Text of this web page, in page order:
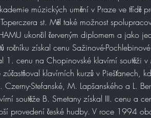
múzických umění v Praze ve třídě
st. Měl také možnost
ukončil červeným diplomem a jako
ročníku získal cenu Sažinové-
cenu na Chopinovské klavírní soutěži v
zúčastňoval klavírních kurzů v Piešťanech,
Stefanské, M. Lapšanského a L.
soutěže B. Smetany získal III. cenu a
provedení české hudby. V roce 1994